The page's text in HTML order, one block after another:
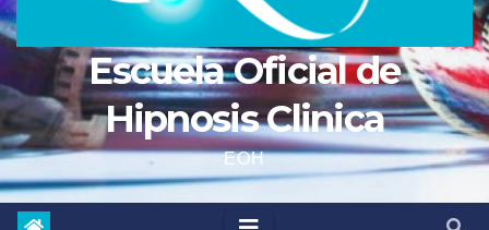
Escuela Oficial de
Hipnosis Clinica
EOH